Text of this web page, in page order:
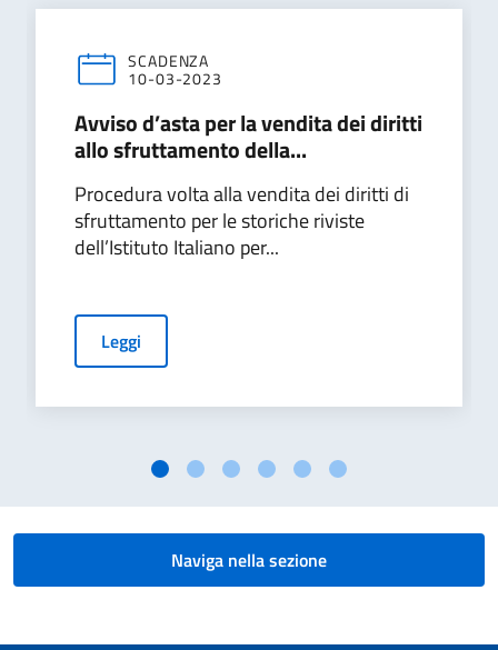
SCADENZA
10-03-2023
Avviso d’asta per la vendita dei diritti
allo sfruttamento della...
Procedura volta alla vendita dei diritti di
sfruttamento per le storiche riviste
dell’Istituto Italiano per...
Leggi
Naviga nella sezione